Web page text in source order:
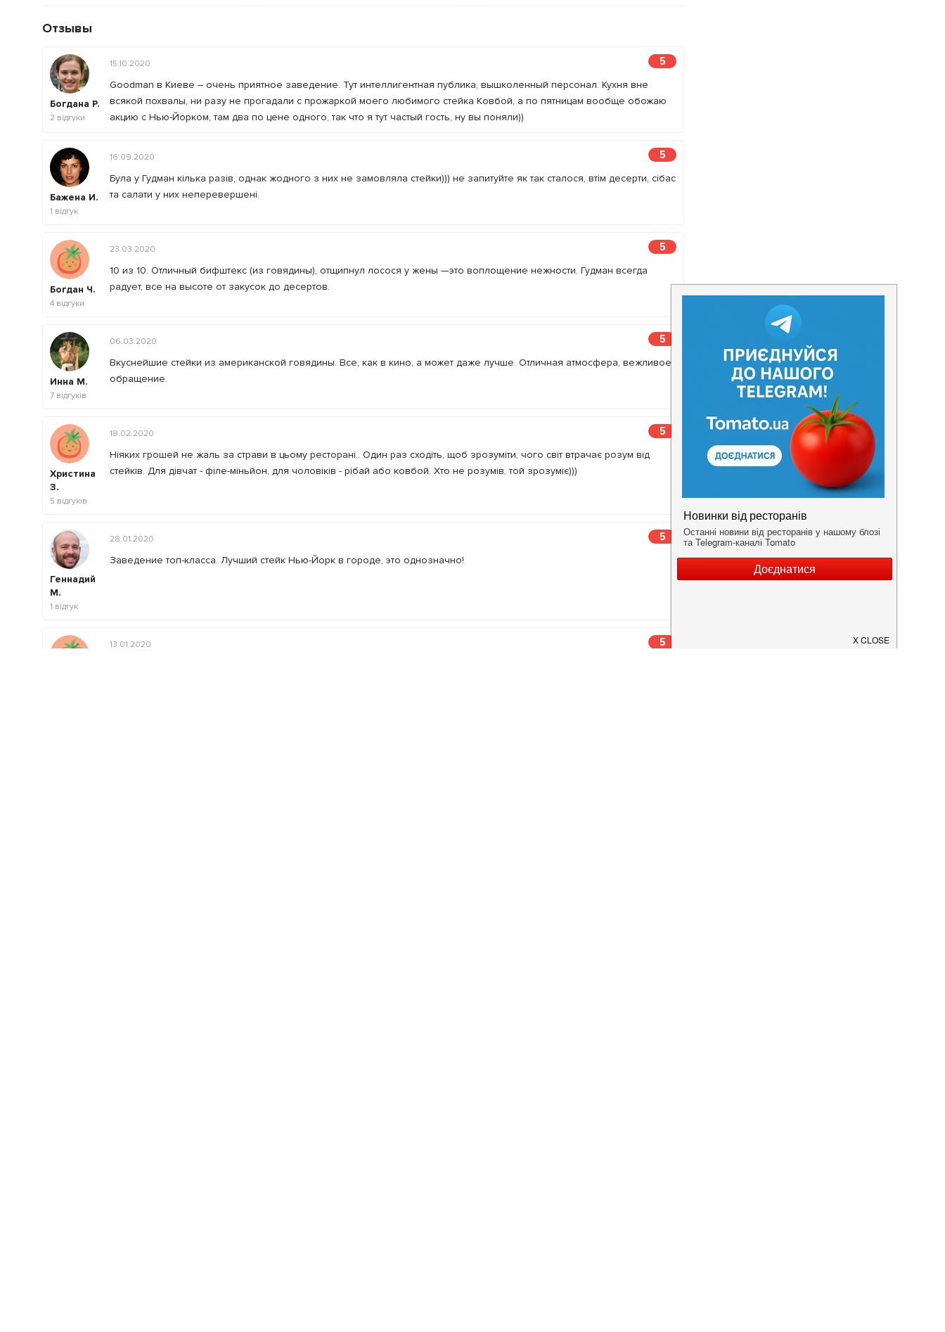
Отзывы
Богдана Р.
2 відгуки
5
15.10.2020
Goodman в Киеве – очень приятное заведение. Тут интеллигентная публика, вышколенный персонал. Кухня вне
всякой похвалы, ни разу не прогадали с прожаркой моего любимого стейка Ковбой, а по пятницам вообще обожаю
акцию с Нью-Йорком, там два по цене одного, так что я тут частый гость, ну вы поняли))
Бажена И.
1 відгук
5
16.09.2020
Була у Гудман кілька разів, однак жодного з них не замовляла стейки))) не запитуйте як так сталося, втім десерти, сібас
та салати у них неперевершені.
Богдан Ч.
4 відгуки
5
23.03.2020
10 из 10. Отличный бифштекс (из говядины), отщипнул лосося у жены —это воплощение нежности. Гудман всегда
радует, все на высоте от закусок до десертов.
Инна М.
7 відгуків
5
06.03.2020
Вкуснейшие стейки из американской говядины. Все, как в кино, а может даже лучше. Отличная атмосфера, вежливое
обращение.
Христина
З.
5 відгуків
5
18.02.2020
Ніяких грошей не жаль за страви в цьому ресторані.. Один раз сходіть, щоб зрозуміти, чого світ втрачає розум від
стейків. Для дівчат - філе-міньйон, для чоловіків - рібай або ковбой. Хто не розумів, той зрозуміє)))
Геннадий
М.
1 відгук
5
28.01.2020
Заведение топ-класса. Лучший стейк Нью-Йорк в городе, это однозначно!
5
13.01.2020